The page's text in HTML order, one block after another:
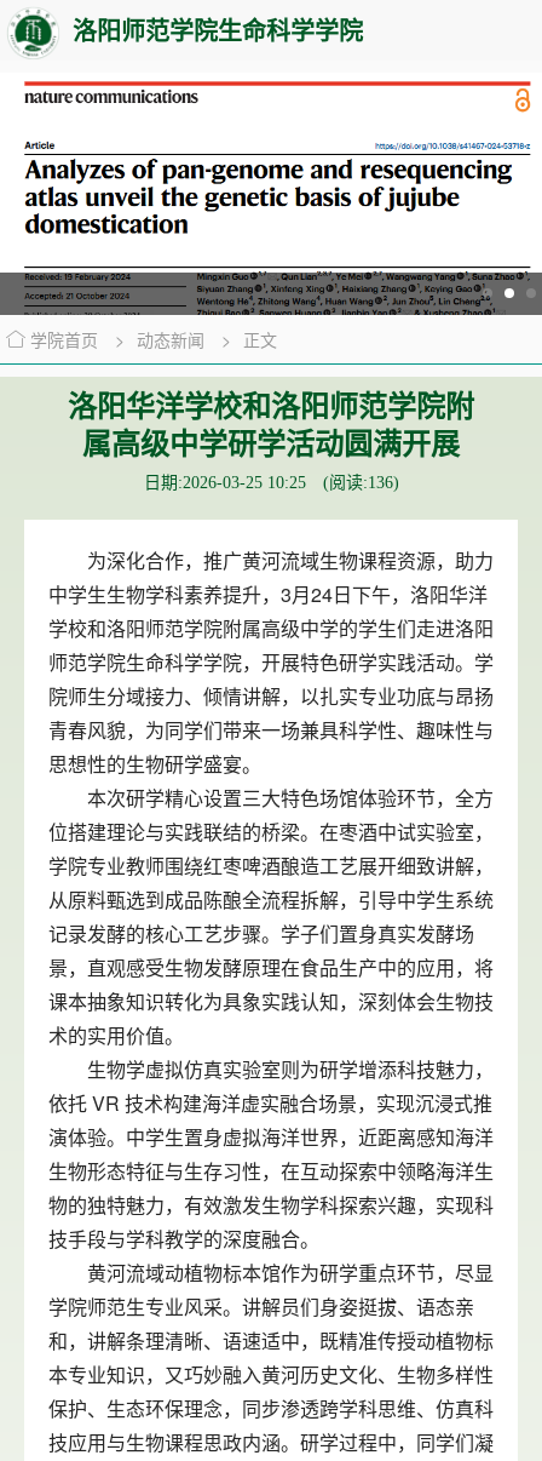
洛阳师范学院生命科学学院
学院首页 > 动态新闻 > 正文
洛阳华洋学校和洛阳师范学院附
属高级中学研学活动圆满开展
日期:2026-03-25 10:25 (阅读:136)
为深化合作，推广黄河流域生物课程资源，助力
中学生生物学科素养提升，3月24日下午，洛阳华洋
学校和洛阳师范学院附属高级中学的学生们走进洛阳
师范学院生命科学学院，开展特色研学实践活动。学
院师生分域接力、倾情讲解，以扎实专业功底与昂扬
青春风貌，为同学们带来一场兼具科学性、趣味性与
思想性的生物研学盛宴。
本次研学精心设置三大特色场馆体验环节，全方
位搭建理论与实践联结的桥梁。在枣酒中试实验室，
学院专业教师围绕红枣啤酒酿造工艺展开细致讲解，
从原料甄选到成品陈酿全流程拆解，引导中学生系统
记录发酵的核心工艺步骤。学子们置身真实发酵场
景，直观感受生物发酵原理在食品生产中的应用，将
课本抽象知识转化为具象实践认知，深刻体会生物技
术的实用价值。
生物学虚拟仿真实验室则为研学增添科技魅力，
依托 VR 技术构建海洋虚实融合场景，实现沉浸式推
演体验。中学生置身虚拟海洋世界，近距离感知海洋
生物形态特征与生存习性，在互动探索中领略海洋生
物的独特魅力，有效激发生物学科探索兴趣，实现科
技手段与学科教学的深度融合。
黄河流域动植物标本馆作为研学重点环节，尽显
学院师范生专业风采。讲解员们身姿挺拔、语态亲
和，讲解条理清晰、语速适中，既精准传授动植物标
本专业知识，又巧妙融入黄河历史文化、生物多样性
保护、生态环保理念，同步渗透跨学科思维、仿真科
技应用与生物课程思政内涵。研学过程中，同学们凝